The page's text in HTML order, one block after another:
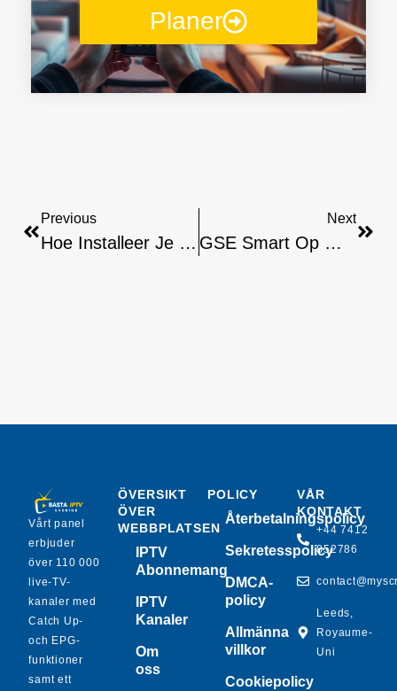
Planer
Previous
Hoe Installeer Je Smartone Op Samsung Smart TV?
Next
GSE Smart Op Windows/PC: Hoe Installeer Je Het?
Vårt panel
erbjuder
över 110 000
live-TV-
kanaler med
Catch Up-
och EPG-
funktioner
samt ett
ÖVERSIKT
ÖVER
WEBBPLATSEN
IPTV
Abonnemang
IPTV
Kanaler
Om
oss
POLICY
Återbetalningspolicy
Sekretesspolicy
DMCA-
policy
Allmänna
villkor
Cookiepolicy
VÅR
KONTAKT
+44 7412
852786
Leeds,
Royaume-
Uni